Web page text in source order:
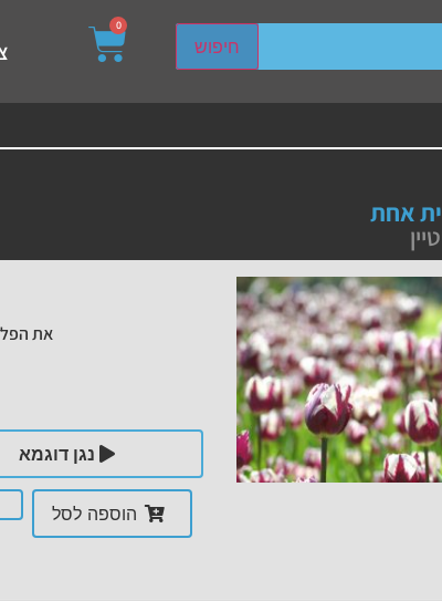
חיפוש
page. Touch device users, explore by touch or
0
אחת
את
נגן דוגמא
הוספה לסל